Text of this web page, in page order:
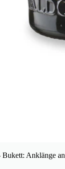
Anklänge